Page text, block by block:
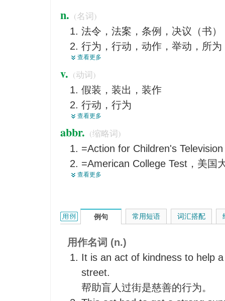
n. (名词)
法令，法案，条例，决议（书）
行为，行动，动作，举动，所为
（简短的）节目
<口>装腔作势
【戏】（常大写）幕，一幕
段
学位论文答辩
假装
查看更多
v. (动词)
假装，装出，装作
行动，行为
表演，演戏，当演员
起（某种）作用，见效，生效，
饰，扮演（角色），充当
举止与…相称 ，表现
做，做事
学，仿效
下判决
实行，实施
激励，驱使
查看更多
abbr. (缩略词)
=Action for Children's
=American College Test，美国
=Australian Capital Territory，
协会
查看更多
act的用法和样例：
例句
用作名词 (n.)
It is an act of kindness to help
street.
帮助盲人过街是慈善的行为。
常用短语 词汇搭配